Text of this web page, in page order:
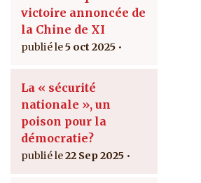
victoire annoncée de
la Chine de XI
5 oct 2025
La « sécurité
nationale », un
poison pour la
démocratie?
22 Sep 2025